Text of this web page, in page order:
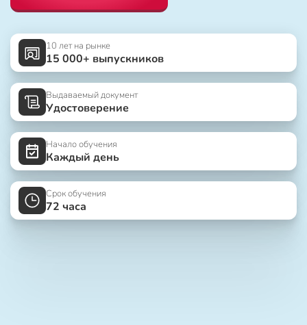
10 лет на рынке
15 000+ выпускников
Выдаваемый документ
Удостоверение
Начало обучения
Каждый день
Срок обучения
72 часа